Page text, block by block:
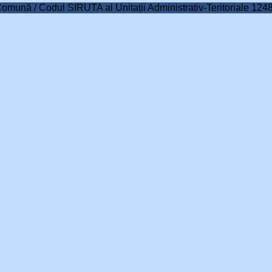
/ Codul SIRUTA al Unitații Administrativ-Teritoriale